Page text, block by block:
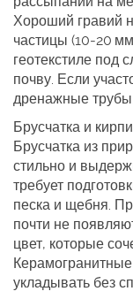
Хороший гравий
частицы (10‑20
геотекстиле под
почву. Если
дренажные трубы.
Брусчатка и
Брусчатка из
стильно и
требует
песка и щебня.
почти не
цвет, которые
укладывать без